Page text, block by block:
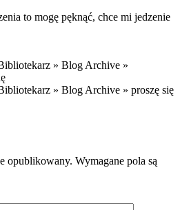
to mogę pęknąć, chce mi jedzenie
» Blog Archive »
» Blog Archive » proszę się
opublikowany. Wymagane pola są